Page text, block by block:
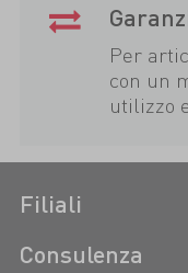
Per
con un
utilizzo
Filiali
Consulenza